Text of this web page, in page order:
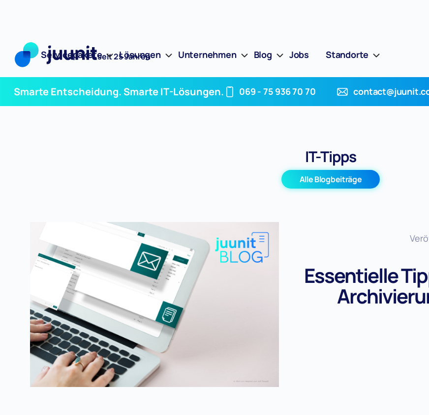
seit 25 Jahren
Servicepakete Lösungen Unternehmen Blog Jobs Standorte
Smarte Entscheidung. Smarte IT-Lösungen. 069 - 75 936 70 70
IT-Tipps
Alle Blogbeiträge
Essentielle